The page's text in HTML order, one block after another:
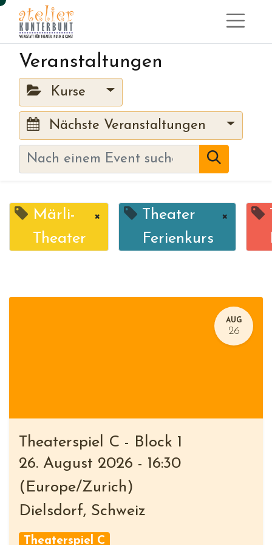
Veranstaltungen
Kurse
Nächste Veranstaltungen
Märli-
Theater
×
Theater
Ferienkurs
×
AUG
26
Theaterspiel C - Block 1
26. August 2026 - 16:30
( Europe/Zurich )
Dielsdorf, Schweiz
Theaterspiel C